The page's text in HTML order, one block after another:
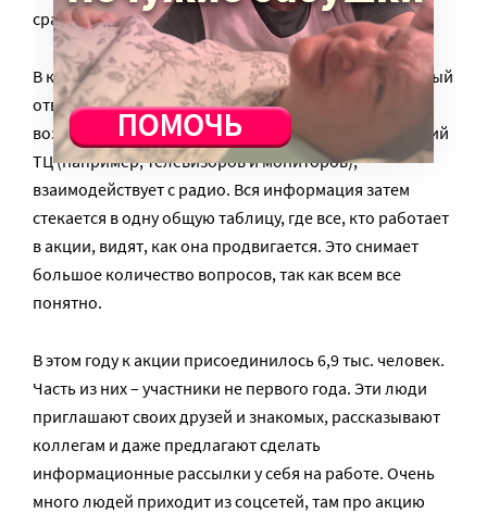
сработала интернет и радио-реклама.
В каждом региональном фонде есть человек, который
отвечает за продвижение акции. Ищет партнеров,
возможности использования рекламных конструкций
ТЦ (например, телевизоров и мониторов),
взаимодействует с радио. Вся информация затем
стекается в одну общую таблицу, где все, кто работает
в акции, видят, как она продвигается. Это снимает
большое количество вопросов, так как всем все
понятно.
В этом году к акции присоединилось 6,9 тыс. человек.
Часть из них – участники не первого года. Эти люди
приглашают своих друзей и знакомых, рассказывают
коллегам и даже предлагают сделать
информационные рассылки у себя на работе. Очень
много людей приходит из соцсетей, там про акцию